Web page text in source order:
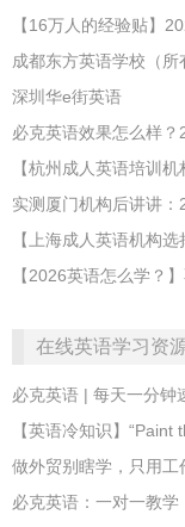
成都东方英语学校（所
深圳华e街英语
【杭州成人英语培训
在线英语学习资
必克英语 | 每天一分钟
【英语冷知识】“Paint
做外贸别瞎学，只用
必克英语：一对一教